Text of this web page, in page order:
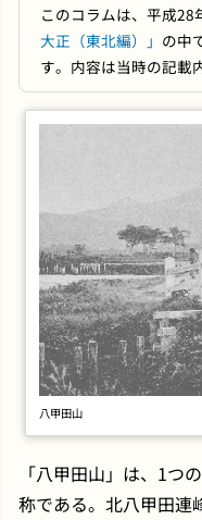
このコラムは、平成28
大正（東北編）」 の中
す。内容は当時の記載
八甲田山
「八甲田山」は、1つ
称である。北八甲田連